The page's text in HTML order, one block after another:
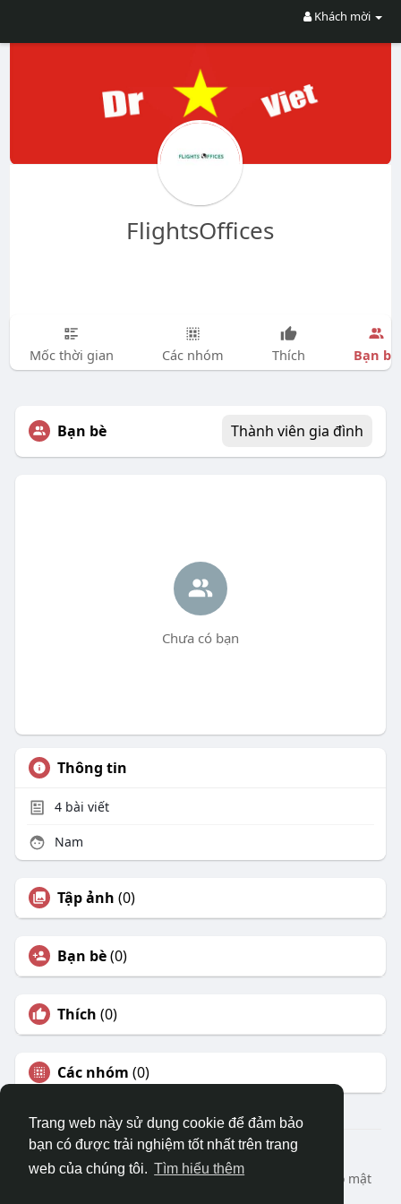
Trang web này sử dụng cookie để đảm bảo
bạn có được trải nghiệm tốt nhất trên trang
web của chúng tôi. Tìm hiểu thêm
Khách mời
FlightsOffices
Mốc thời gian Các nhóm Thích Bạn bè
Bạn bè Thành viên gia đình
Chưa có bạn
Thông tin
4bài viết
Nam
Tập ảnh (0)
Bạn bè(0)
Thích (0)
Các nhóm (0)
© 2026 DRVIET.COM
Nhà
Bao Quát Liên hệ chúng tôi
Chính sách bảo mật